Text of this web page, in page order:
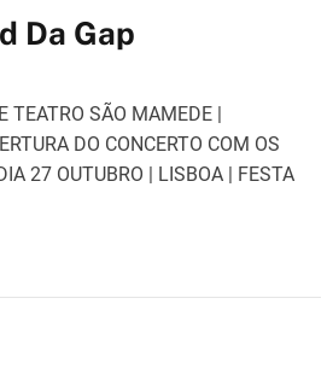
Da Gap
TEATRO SÃO MAMEDE |
DO CONCERTO COM OS
27 OUTUBRO | LISBOA | FESTA